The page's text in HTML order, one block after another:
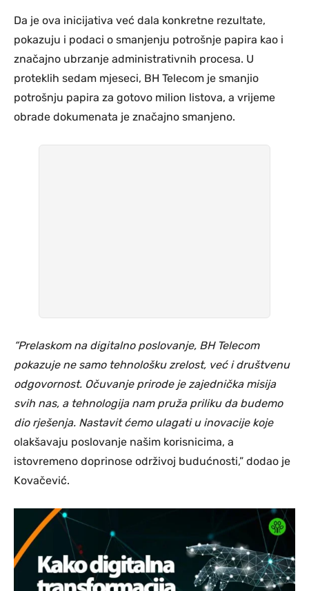
Da je ova inicijativa već dala konkretne rezultate,
pokazuju i podaci o smanjenju potrošnje papira kao i
značajno ubrzanje administrativnih procesa. U
proteklih sedam mjeseci, BH Telecom je smanjio
potrošnju papira za gotovo milion listova, a vrijeme
obrade dokumenata je značajno smanjeno.
“Prelaskom na digitalno poslovanje, BH Telecom
pokazuje ne samo tehnološku zrelost, već i društvenu
odgovornost. Očuvanje prirode je zajednička misija
svih nas, a tehnologija nam pruža priliku da budemo
dio rješenja. Nastavit ćemo ulagati u inovacije koje
olakšavaju poslovanje našim korisnicima, a
istovremeno doprinose održivoj budućnosti,” dodao je
Kovačević.